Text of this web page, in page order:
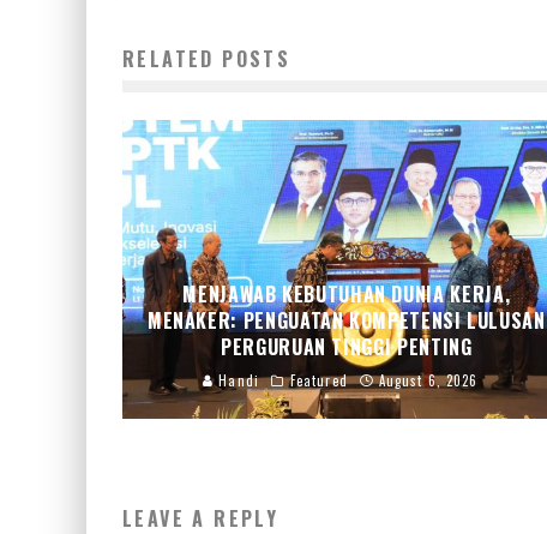
RELATED POSTS
MENJAWAB KEBUTUHAN DUNIA KERJA,
MENAKER: PENGUATAN KOMPETENSI LULUSAN
PERGURUAN TINGGI PENTING
Handi Featured August 6, 2026
LEAVE A REPLY